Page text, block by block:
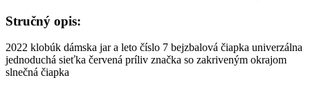
Stručný opis:
2022 klobúk dámska jar a leto číslo 7 bejzbalová čiapka univerzálna
jednoduchá sieťka červená príliv značka so zakriveným okrajom
slnečná čiapka